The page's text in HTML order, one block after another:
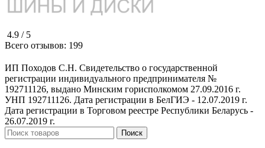
4.9 / 5
Всего отзывов: 199
ИП Походов С.Н. Свидетельство о государственной
регистрации индивидуального предпринимателя №
192711126, выдано Минским горисполкомом 27.09.2016 г.
УНП 192711126. Дата регистрации в БелГИЭ - 12.07.2019 г.
Дата регистрации в Торговом реестре Республики Беларусь -
26.07.2019 г.
Поиск